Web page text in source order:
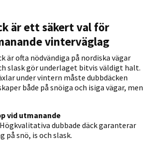
är ett säkert val för
vinterväglag
är ofta nödvändiga på nordiska vägar
slask gör underlaget bitvis väldigt halt.
under vintern måste dubbdäcken
både på snöiga och isiga vägar, men
vid utmanande
Högkvalitativa dubbade däck garanterar
på snö, is och slask.